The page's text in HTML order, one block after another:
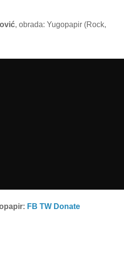
, obrada: Yugopapir (Rock,
FB TW Donate